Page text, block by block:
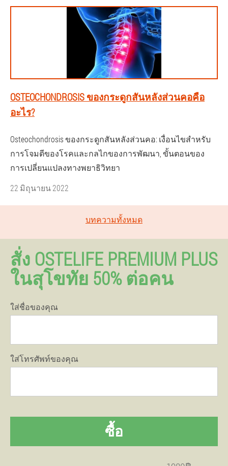
OSTEOCHONDROSIS ของกระดูกสันหลังส่วนคอคือ
อะไร?
Osteochondrosis ของกระดูกสันหลังส่วนคอ: เงื่อนไขสำหรับ
การโจมตีของโรคและกลไกของการพัฒนา, ขั้นตอนของ
การเปลี่ยนแปลงทางพยาธิวิทยา
22 มิถุนายน 2022
บทความทั้งหมด
สั่ง OSTELIFE PREMIUM PLUS
ในสุโขทัย 50% ต่อคน
ใส่ชื่อของคุณ
ใส่โทรศัพท์ของคุณ
ซื้อ